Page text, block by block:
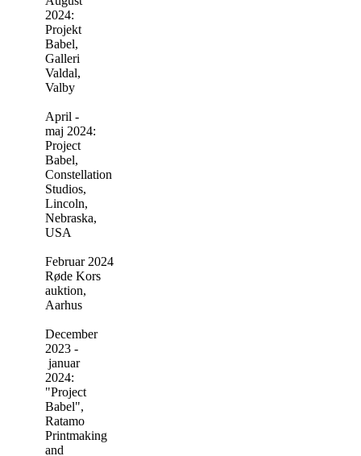
2024:
Projekt
Babel,
Galleri
Valdal,
Valby
April -
maj 2024:
Project
Babel,
Constellation
Studios,
Lincoln,
Nebraska,
USA
Februar 2024:
Røde Kors
auktion,
Aarhus
December
2023 -
januar
2024:
"Project
Babel",
Ratamo
Printmaking
and